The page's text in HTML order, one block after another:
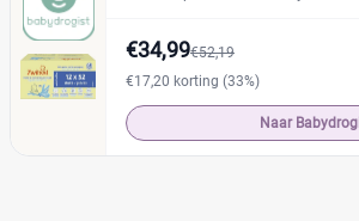
€34,99€52,19
€17,20 korting (33%)
Naar